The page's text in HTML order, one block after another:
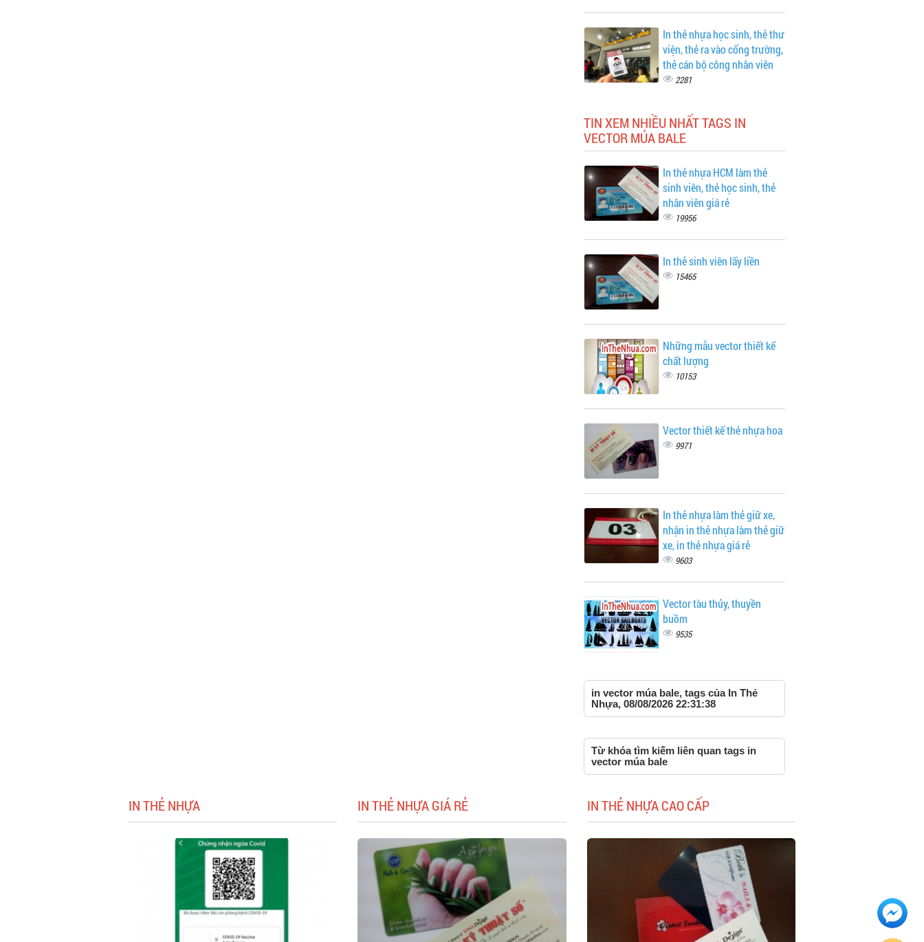
In thẻ nhựa học sinh, thẻ thư
viện, thẻ ra vào cổng trường,
thẻ cán bộ công nhân viên
2281
TIN XEM NHIỀU NHẤT TAGS IN
VECTOR MÚA BALE
In thẻ nhựa HCM làm thẻ
sinh viên, thẻ học sinh, thẻ
nhân viên giá rẻ
19956
In thẻ sinh viên lấy liền
15465
Những mẫu vector thiết kế
chất lượng
10153
Vector thiết kế thẻ nhựa hoa
9971
In thẻ nhựa làm thẻ giữ xe,
nhận in thẻ nhựa làm thẻ giữ
xe, in thẻ nhựa giá rẻ
9603
Vector tàu thủy, thuyền
buồm
9535
in vector múa bale, tags của In Thẻ
Nhựa, 08/08/2026 22:31:38
Từ khóa tìm kiếm liên quan tags in
vector múa bale
IN THẺ NHỰA IN THẺ NHỰA GIÁ RẺ IN THẺ NHỰA CAO CẤP